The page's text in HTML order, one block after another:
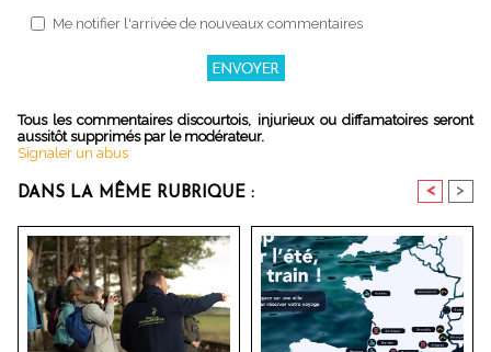
Me notifier l'arrivée de nouveaux commentaires
Tous les commentaires discourtois, injurieux ou diffamatoires seront
aussitôt supprimés par le modérateur.
Signaler un abus
DANS LA MÊME RUBRIQUE : < >